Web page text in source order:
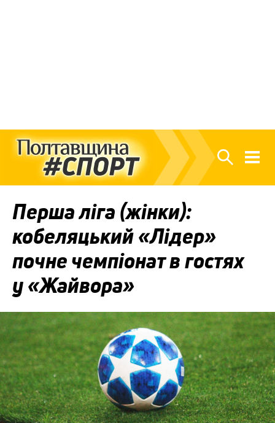
Перша ліга (жінки):
кобеляцький «Лідер»
почне чемпіонат в гостях
у «Жайвора»